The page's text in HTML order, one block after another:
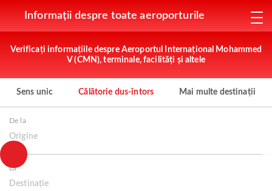
Informații despre toate aeroporturile
Verificați informațiile despre Aeroportul Internațional Mohammed
V (CMN), terminale, facilități și altele
Sens unic Călătorie dus-întors Mai multe destinații
De la
Origine
La
Destinație